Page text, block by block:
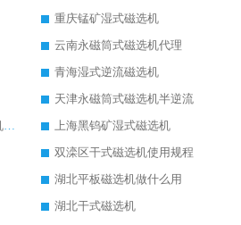
重庆锰矿湿式磁选机
云南永磁筒式磁选机代理
青海湿式逆流磁选机
天津永磁筒式磁选机半逆流
北京XCTN永磁筒式磁选机磁块位置
上海黑钨矿湿式磁选机
双滦区干式磁选机使用规程
湖北平板磁选机做什么用
湖北干式磁选机